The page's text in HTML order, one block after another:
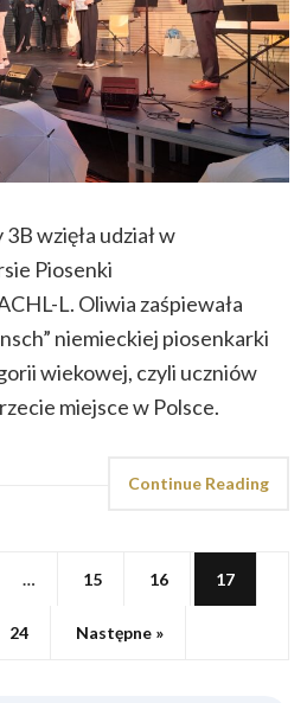
wzięła udział w
Piosenki
L. Oliwia zaśpiewała
niemieckiej piosenkarki
wiekowej, czyli uczniów
miejsce w Polsce.
Continue Reading
… 15 16 17
24 Następne »